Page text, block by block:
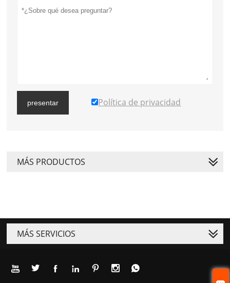
presentar Política de privacidad
MÁS PRODUCTOS
MÁS SERVICIOS
      